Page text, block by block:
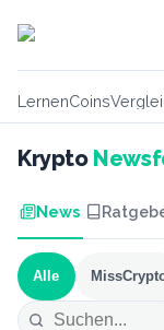
LernenCoins
Krypto
News
Alle